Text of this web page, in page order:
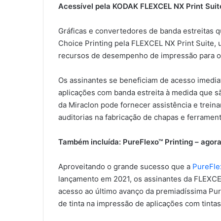
Acessível pela KODAK FLEXCEL NX Print
Gráficas e convertedores de banda estreitas
Choice Printing pela FLEXCEL NX Print
recursos de desempenho de impressão para
Os assinantes se beneficiam de acesso
aplicações com banda estreita à medida que
da Miraclon pode fornecer assistência e
auditorias na fabricação de chapas e
Também incluída: PureFlexo™ Printing –
Aproveitando o grande sucesso que a
lançamento em 2021, os assinantes da
acesso ao último avanço da premiadíssima
de tinta na impressão de aplicações com